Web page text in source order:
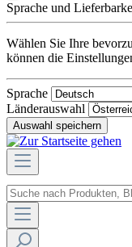
Sprache und
Wählen Sie Ihre
können die
Sprache
Länderauswahl
Auswahl speichern